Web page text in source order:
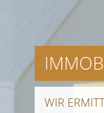
WIR